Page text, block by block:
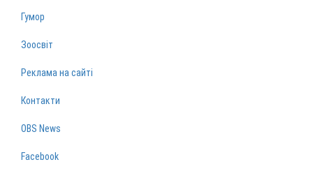
Гумор
Зоосвіт
Реклама на сайті
Контакти
OBS News
Facebook